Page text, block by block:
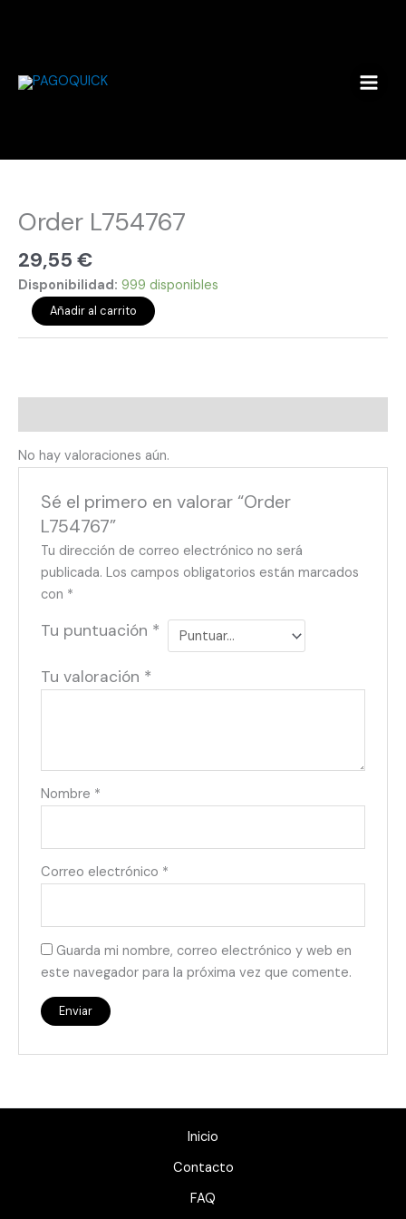
Order L754767
29,55 €
Disponibilidad: 999 disponibles
cantidad
Añadir al carrito
No hay valoraciones aún.
Sé el primero en valorar “Order
L754767”
Tu dirección de correo electrónico no será
publicada. Los campos obligatorios están marcados
con *
Tu puntuación *
Tu valoración *
Nombre *
Correo electrónico *
Guarda mi nombre, correo electrónico y web en
este navegador para la próxima vez que comente.
Inicio
Contacto
FAQ